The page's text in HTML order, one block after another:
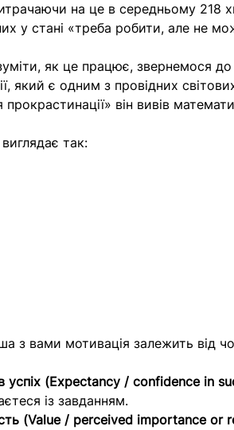
на це в середньому 218
у стані «треба робити, але не
як це працює, звернемося
який є одним з провідних
прокрастинації» він вивів
так:
з вами мотивація залежить від
успіх (Expectancy / confidence in
із завданням.
(Value / perceived importance or